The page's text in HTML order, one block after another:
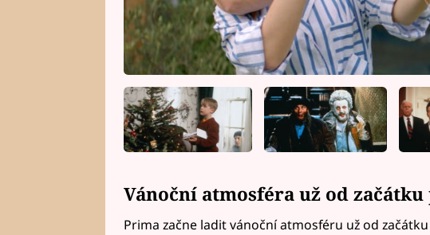
Vánoční atmosféra už od
Prima začne ladit vánoční atmosféru už od